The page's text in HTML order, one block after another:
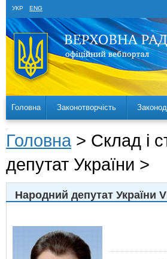
УКР ENG
Головна Законотворчість
Головна > Склад і
депутат України >
Народний депутат України